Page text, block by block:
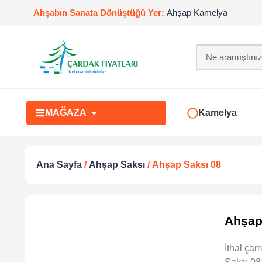
Ahşabın Sanata Dönüştüğü Yer: Ahşap Kamelya
MAĞAZA Kamelya
Ana Sayfa /Ahşap Saksı / Ahşap Saksı 08
İthal